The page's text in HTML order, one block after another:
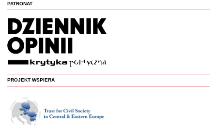
PATRONAT
PROJEKT WSPIERA